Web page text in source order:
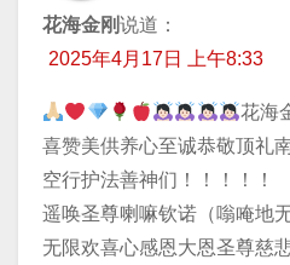
花海金刚说道：
2025年4月17日 上午8:33
花海
喜赞美供养心至诚恭敬顶礼
空行护法善神们！！！！！
遥唤圣尊喇嘛钦诺（嗡唵地
无限欢喜心感恩大恩圣尊慈